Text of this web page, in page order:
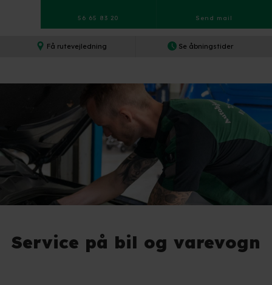
Få rutevejledning​ Se åbningstider​
56 65 83 20 Send mail​
Service på bil og varevogn